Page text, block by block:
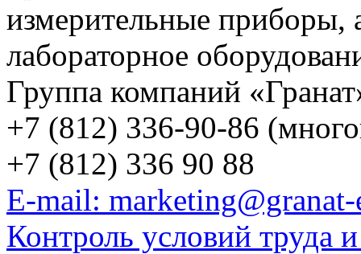
измерительные приборы,
лабораторное
Группа компаний
+7 (812) 336-90-86
+7 (812) 336 90 88
E-mail:
Контроль условий труда